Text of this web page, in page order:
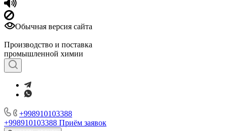
Обычная версия сайта
Производство и поставка
промышленной химии
+998910103388
+998910103388 Приём заявок